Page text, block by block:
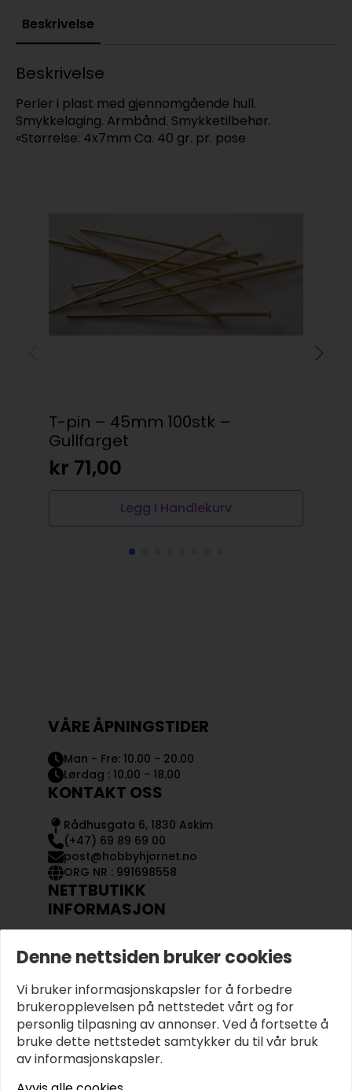
Beskrivelse
Beskrivelse
Perler i plast med gjennomgående hull.
Smykkelaging. Armbånd. Smykketilbehør.
«Størrelse: 4x7mm Ca. 40 gr. pr. pose
T-pin – 45mm 100stk –
Gullfarget
kr 71,00
Legg I Handlekurv
VÅRE ÅPNINGSTIDER
Man - Fre: 10.00 - 20.00
Lørdag : 10.00 - 18.00
KONTAKT OSS
Rådhusgata 6, 1830 Askim
(+47) 69 89 69 00
post@hobbyhjornet.no
ORG NR : 991698558
NETTBUTIKK
INFORMASJON
OM OSS
KJØPSVILKÅR OG BETINGELSER
PERSONVERN
Denne nettsiden bruker cookies
Vi bruker informasjonskapsler for å forbedre
brukeropplevelsen på nettstedet vårt og for
personlig tilpasning av annonser. Ved å fortsette å
bruke dette nettstedet samtykker du til vår bruk
av informasjonskapsler.